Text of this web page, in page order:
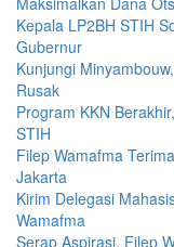
Kepala LP2BH STIH
Gubernur
Kunjungi
Rusak
Program KKN
STIH
Filep Wamafma
Jakarta
Kirim Delegasi
Wamafma
Serap Aspirasi, Filep